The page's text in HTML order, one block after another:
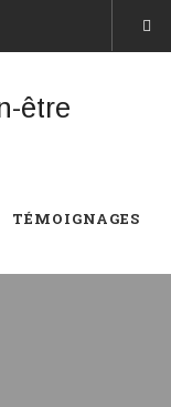
TÉMOIGNAGES